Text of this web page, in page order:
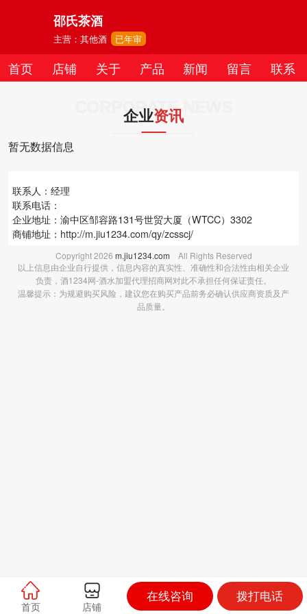
邵氏茶酒
主营：其他酒 已年审
首页 店铺 关于 产品 新闻 留言 联系
CORPORATE NEWS
企业资讯
暂无数据信息
联系人：经理
联系电话：
企业地址：渝中区邹容路131号世贸大厦（WTCC）3302
商铺地址： http://m.jiu1234.com/qy/zcsscj/
Copyright2026 m.jiu1234.com All Rights Reserved
以上信息由企业自行提供，信息内容的真实性、准确性和合法性由相关企业
负责，酒1234网-酒水加盟代理招商网对此不承担任何保证责任。
温馨提示：为规避购买风险，建议您在购买产品前务必确认供应商资质及产
品质量。
首页 店铺
在线咨询 拨打电话